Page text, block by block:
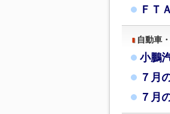
ＦＴ
自動車
小鵬
７月
７月